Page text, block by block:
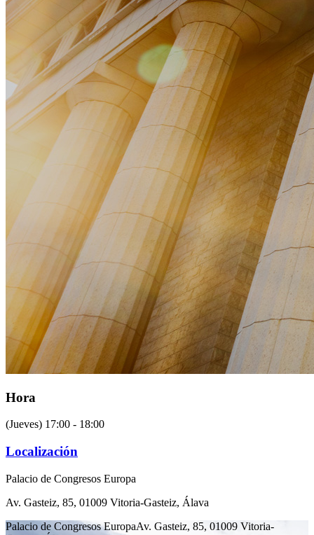
Hora
(Jueves) 17:00 - 18:00
Localización
Palacio de Congresos Europa
Av. Gasteiz, 85, 01009 Vitoria-Gasteiz, Álava
Palacio de Congresos EuropaAv. Gasteiz, 85, 01009 Vitoria-